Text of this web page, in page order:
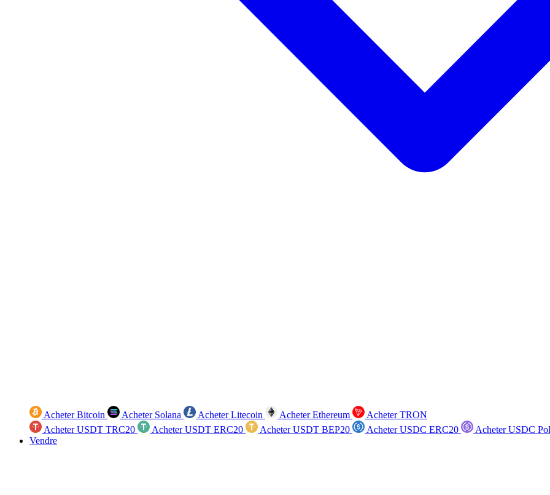
Acheter Bitcoin Acheter Solana Acheter Litecoin Acheter Ethereum
Acheter TRON
Acheter USDT TRC20
Acheter USDT ERC20 Acheter USDT BEP20 Acheter USDC ERC20
Acheter USDC
Vendre